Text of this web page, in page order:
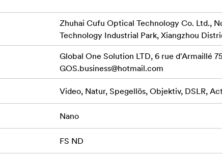
filter – konstruerade för snabbhet, precision och hållbarhet.
Zhuhai Cufu Optical Technology Co. Ltd.,
Technology Industrial Park, Xiangzhou
Global One Solution LTD, 6 rue d'Armaillé
GOS.business@hotmail.com
Video, Natur, Spegellös, Objektiv, DSLR,
Nano
FS ND